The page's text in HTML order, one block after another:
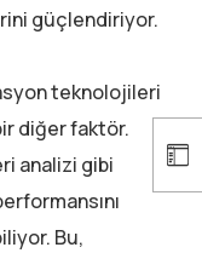
güçlendiriyor.
teknolojileri
diğer faktör.
analizi gibi
Bu,